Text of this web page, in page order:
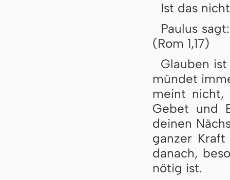
Ist das
Paulus
(Rom 1,17)
Glauben
mün­det
meint nicht,
Ge­bet und
dei­nen
gan­zer
da­nach,
nö­tig ist.